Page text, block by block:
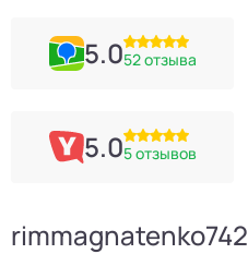
5.052 отзыва
5.05 отзывов
rimmagnatenko742